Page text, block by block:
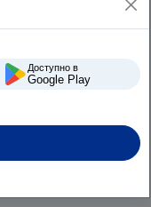
Доступно в
Google Play